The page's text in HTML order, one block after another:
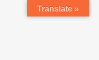
Translate »